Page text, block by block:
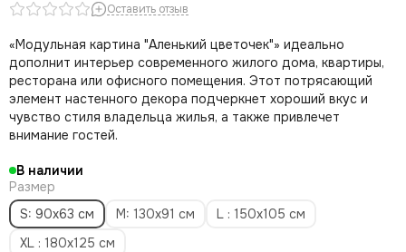
Оставить отзыв
«Модульная картина "Аленький цветочек"» идеально
дополнит интерьер современного жилого дома, квартиры,
ресторана или офисного помещения. Этот потрясающий
элемент настенного декора подчеркнет хороший вкус и
чувство стиля владельца жилья, а также привлечет
внимание гостей.
В наличии
Размер
S: 90x63 см
M: 130x91 см
L : 150x105 см
XL : 180x125 см